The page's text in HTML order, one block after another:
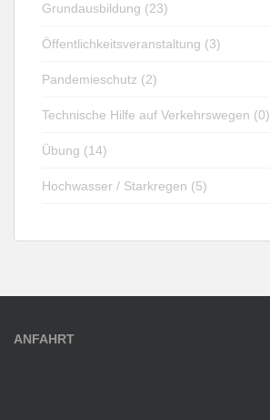
Grundausbildung (23)
Öffentlichkeitsveranstaltung (3)
Pandemieschutz (2)
Technische Hilfe auf Verkehrswegen (0)
Übung (14)
Hochwasser / Starkregen (5)
ANFAHRT